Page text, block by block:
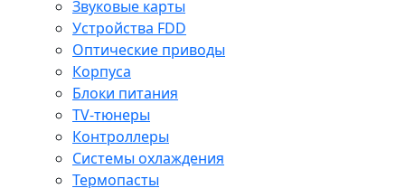
Звуковые карты
Устройства FDD
Оптические приводы
Корпуса
Блоки питания
TV-тюнеры
Контроллеры
Системы охлаждения
Термопасты